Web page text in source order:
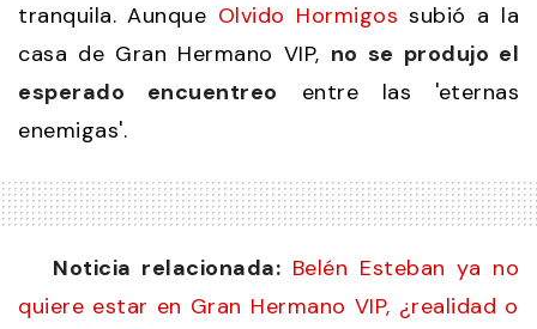
tranquila. Aunque Olvido Hormigos subió a la
casa de Gran Hermano VIP, no se produjo el
esperado encuentreo entre las 'eternas
enemigas'.
Noticia relacionada: Belén Esteban ya no
quiere estar en Gran Hermano VIP, ¿realidad o